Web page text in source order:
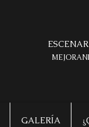
GALERÍA